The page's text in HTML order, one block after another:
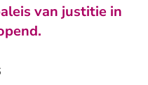
van justitie in